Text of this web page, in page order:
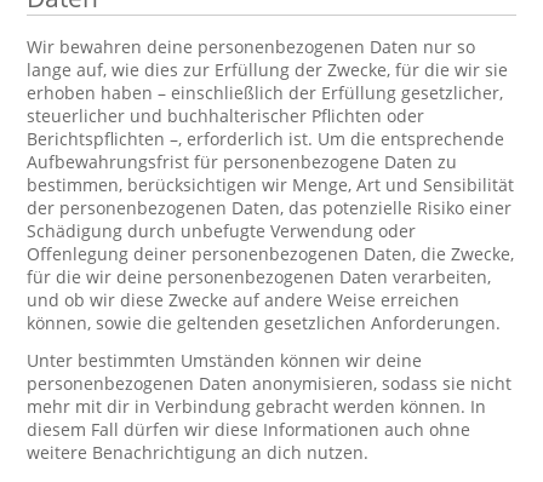
Wir bewahren deine personenbezogenen Daten nur so
lange auf, wie dies zur Erfüllung der Zwecke, für die wir sie
erhoben haben – einschließlich der Erfüllung gesetzlicher,
steuerlicher und buchhalterischer Pflichten oder
Berichtspflichten –, erforderlich ist. Um die entsprechende
Aufbewahrungsfrist für personenbezogene Daten zu
bestimmen, berücksichtigen wir Menge, Art und Sensibilität
der personenbezogenen Daten, das potenzielle Risiko einer
Schädigung durch unbefugte Verwendung oder
Offenlegung deiner personenbezogenen Daten, die Zwecke,
für die wir deine personenbezogenen Daten verarbeiten,
und ob wir diese Zwecke auf andere Weise erreichen
können, sowie die geltenden gesetzlichen Anforderungen.
Unter bestimmten Umständen können wir deine
personenbezogenen Daten anonymisieren, sodass sie nicht
mehr mit dir in Verbindung gebracht werden können. In
diesem Fall dürfen wir diese Informationen auch ohne
weitere Benachrichtigung an dich nutzen.